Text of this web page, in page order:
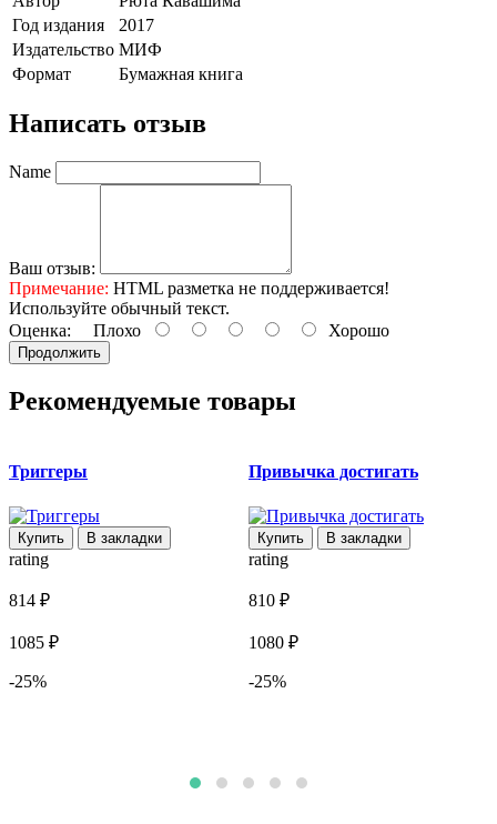
Год издания
2017
Издательство МИФ
Формат
Бумажная книга
Написать отзыв
Name
Ваш отзыв:
Примечание: HTML разметка не поддерживается!
Используйте обычный текст.
Оценка: Плохо Хорошо
Продолжить
Рекомендуемые товары
Триггеры
Купить В закладки
rating
814 ₽
1085 ₽
-25%
Привычка достигать
Купить В закладки
rating
810 ₽
1080 ₽
-25%